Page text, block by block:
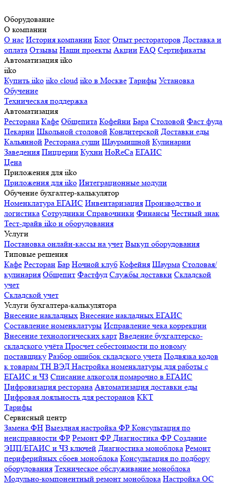
Оборудование
О компании
О нас История компании Блог Опыт рестораторов Доставка и
оплата Отзывы Наши проекты Акции FAQ Сертификаты
Автоматизация iiko
iiko
Купить iiko iiko cloud iiko в Москве Тарифы Установка
Обучение
Техническая поддержка
Автоматизация
Ресторана Кафе Общепита Кофейни Бара Столовой Фаст фуда
Пекарни Школьной столовой Кондитерской Доставки еды
Кальянной Ресторана суши Шаурмишной Кулинарии
Заведения Пиццерии Кухни HoReCa ЕГАИС
Цена
Приложения для iiko
Приложения для iiko Интеграционные модули
Обучение бухгалтер-калькулятор
Номенклатура ЕГАИС Инвентаризация Производство и
логистика Сотрудники Справочники Финансы Честный знак
Тест-драйв iiko и оборудования
Услуги
Постановка онлайн-кассы на учет Выкуп оборудования
Типовые решения
Кафе Ресторан Бар Ночной клуб Кофейня Шаурма Столовая/
кулинария Общепит Фастфуд Службы доставки Складской
учет
Складской учет
Услуги бухгалтера-калькулятора
Внесение накладных Внесение накладных ЕГАИС
Составление номенклатуры Исправление чека коррекции
Внесение технологических карт Введение бухгалтерско-
складского учёта Просчет себестоимости по новому
поставщику Разбор ошибок складского учета Подвязка кодов
к товарам ТН ВЭД Настройка номенклатуры для работы с
ЕГАИС и ЧЗ Списание алкоголя помарочно в ЕГАИС
Цифровизация ресторана Автоматизация доставки еды
Цифровая лояльность для ресторанов ККТ
Тарифы
Сервисный центр
Замена ФН Выездная настройка ФР Консультация по
неисправности ФР Ремонт ФР Диагностика ФР Создание
ЭЦП/ЕГАИС и ЧЗ ключей Диагностика моноблока Ремонт
периферийных сбоев моноблока Консультация по подбору
оборудования Техническое обслуживание моноблока
Модульно-компонентный ремонт моноблока Настройка ОС